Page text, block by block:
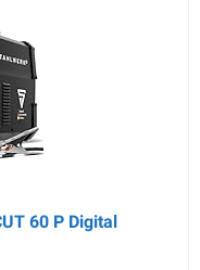
60 P Digital